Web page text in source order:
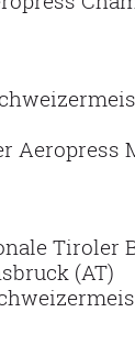
Aeropress
Tiroler
(AT)